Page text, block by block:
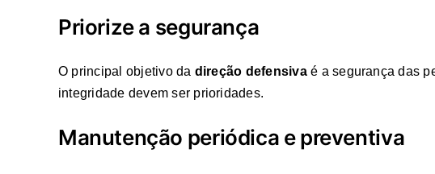
Priorize a segurança
O principal objetivo da direção defensivaé a segurança das
integridade devem ser prioridades.
Manutenção periódica e preventiva